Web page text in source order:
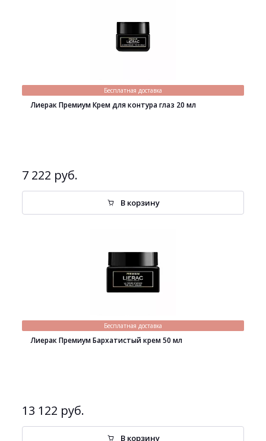
Бесплатная доставка
Лиерак Премиум Крем для контура глаз 20 мл
7 222 руб.
В корзину
Бесплатная доставка
Лиерак Премиум Бархатистый крем 50 мл
13 122 руб.
В корзину